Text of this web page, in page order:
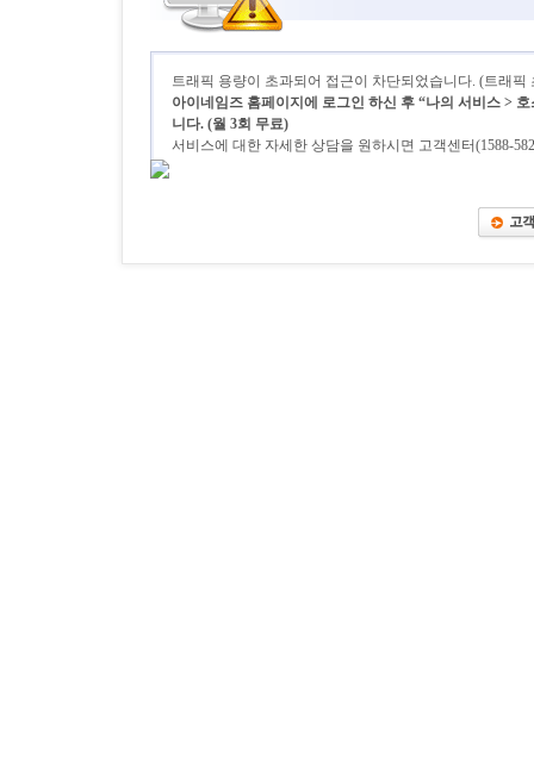
트래픽 용량이 초과되어 접근이 차단되었습니다. (트래픽
아이네임즈 홈페이지에 로그인 하신 후 “나의 서비스 >
니다. (월 3회 무료)
서비스에 대한 자세한 상담을 원하시면 고객센터(1588-